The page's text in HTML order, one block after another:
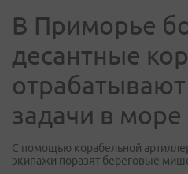
В Приморье
десантные
задачи в море
С помощью корабельной
экипажи поразят береговые